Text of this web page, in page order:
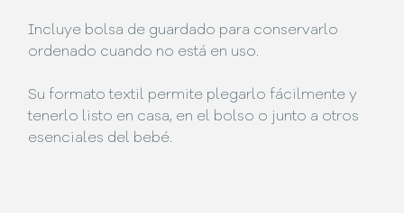
Incluye bolsa de guardado para conservarlo
ordenado cuando no está en uso.
Su formato textil permite plegarlo fácilmente y
tenerlo listo en casa, en el bolso o junto a otros
esenciales del bebé.